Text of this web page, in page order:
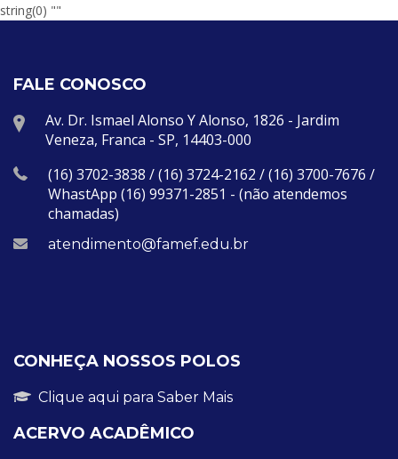
FALE CONOSCO
Av. Dr. Ismael Alonso Y Alonso, 1826 - Jardim
Veneza, Franca - SP, 14403-000
(16) 3702-3838 / (16) 3724-2162 / (16) 3700-7676 /
WhastApp (16) 99371-2851 - (não atendemos
chamadas)
atendimento@famef.edu.br
CONHEÇA NOSSOS POLOS
Clique aqui para Saber Mais
ACERVO ACADÊMICO
string(0) ""